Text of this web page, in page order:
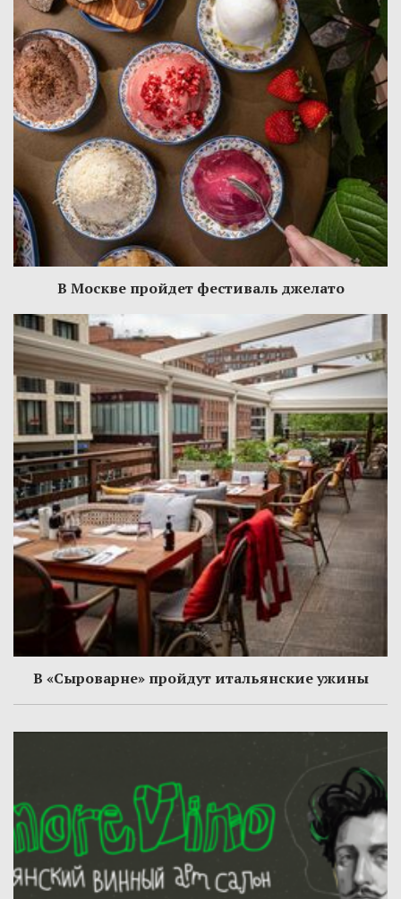
В Москве пройдет фестиваль джелато
В «Сыроварне» пройдут итальянские ужины